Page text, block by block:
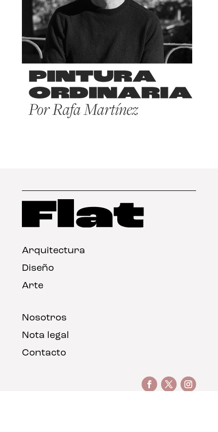
Arquitectura
Diseño
Arte
Nosotros
Nota legal
Contacto